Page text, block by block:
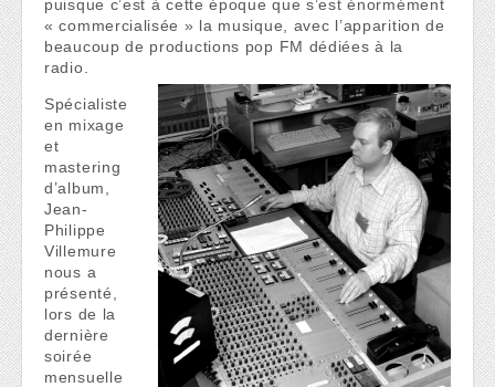
puisque c’est à cette époque que s’est énormément
« commercialisée » la musique, avec l’apparition de
beaucoup de productions pop FM dédiées à la
radio.
Spécialiste
en mixage
et
mastering
d’album,
Jean-
Philippe
Villemure
nous a
présenté,
lors de la
dernière
soirée
mensuelle